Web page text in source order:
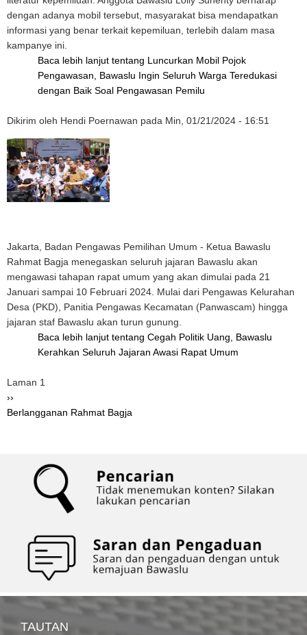
dengan adanya mobil tersebut, masyarakat bisa mendapatkan
informasi yang benar terkait kepemiluan, terlebih dalam masa
kampanye ini.
Baca lebih lanjut tentang Luncurkan Mobil Pojok
Pengawasan, Bawaslu Ingin Seluruh Warga Teredukasi
dengan Baik Soal Pengawasan Pemilu
Dikirim oleh Hendi Poernawan pada Min, 01/21/2024 - 16:51
Jakarta, Badan Pengawas Pemilihan Umum - Ketua Bawaslu
Rahmat Bagja menegaskan seluruh jajaran Bawaslu akan
mengawasi tahapan rapat umum yang akan dimulai pada 21
Januari sampai 10 Februari 2024. Mulai dari Pengawas Kelurahan
Desa (PKD), Panitia Pengawas Kecamatan (Panwascam) hingga
jajaran staf Bawaslu akan turun gunung.
Baca lebih lanjut tentang Cegah Politik Uang, Bawaslu
Kerahkan Seluruh Jajaran Awasi Rapat Umum
Pagination
Laman 1
Halaman
berikutnya
››
Berlangganan Rahmat Bagja
TAUTAN